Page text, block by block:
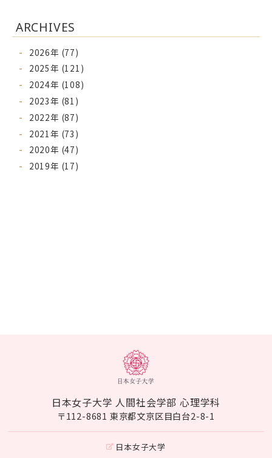
ARCHIVES
2026年 (77)
2025年 (121)
2024年 (108)
2023年 (81)
2022年 (87)
2021年 (73)
2020年 (47)
2019年 (17)
日本女子大学 人間社会学部 心理学科
〒112-8681 東京都文京区目白台2-8-1
日本女子大学